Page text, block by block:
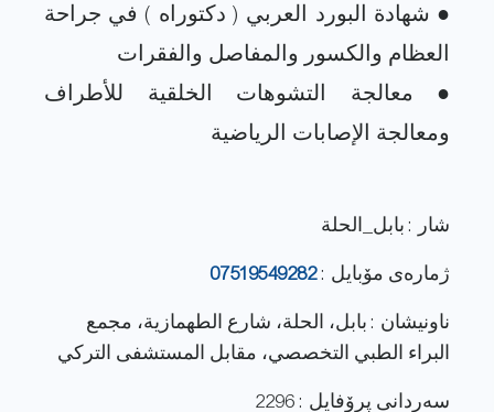
● شهادة البورد العربي ( دكتوراه ) في جراحة
● معالجة التشوهات الخلقية للأطراف
شار : بابل_الحلة
ژماره‌ی مۆبایل :07519549282
ناونيشان : بابل، الحلة، شارع الطهمازية، مجمع
البراء الطبي التخصصي، مقابل المستشفى التركي
سەردانی پرۆفایل : 2296